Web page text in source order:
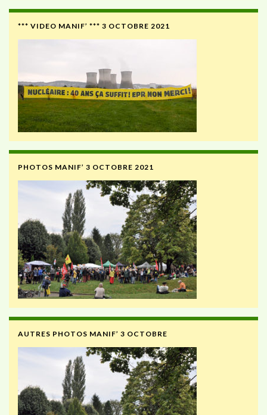
*** VIDEO MANIF’ *** 3 OCTOBRE 2021
PHOTOS MANIF’ 3 OCTOBRE 2021
AUTRES PHOTOS MANIF’ 3 OCTOBRE